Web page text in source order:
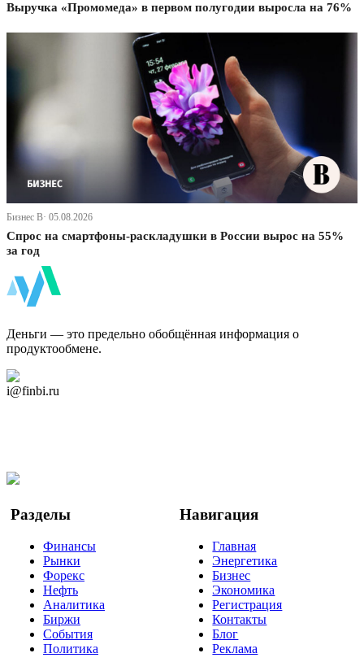
Выручка «Промомеда» в первом полугодии выросла на 76%
Бизнес В· 05.08.2026
Спрос на смартфоны-раскладушки в России вырос на 55%
за год
Деньги — это предельно обобщённая информация о
продуктообмене.
i@finbi.ru
Разделы
Финансы
Рынки
Форекс
Нефть
Аналитика
Биржи
События
Политика
Навигация
Главная
Энергетика
Бизнес
Экономика
Регистрация
Контакты
Блог
Реклама